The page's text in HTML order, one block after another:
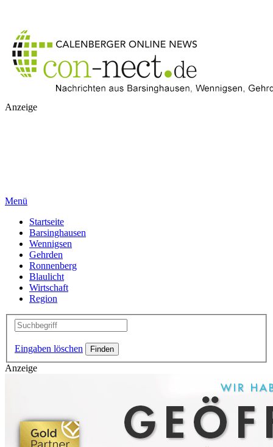
Anzeige
Menü
Startseite
Barsinghausen
Wennigsen
Gehrden
Ronnenberg
Blaulicht
Wirtschaft
Region
Eingaben löschen
Anzeige